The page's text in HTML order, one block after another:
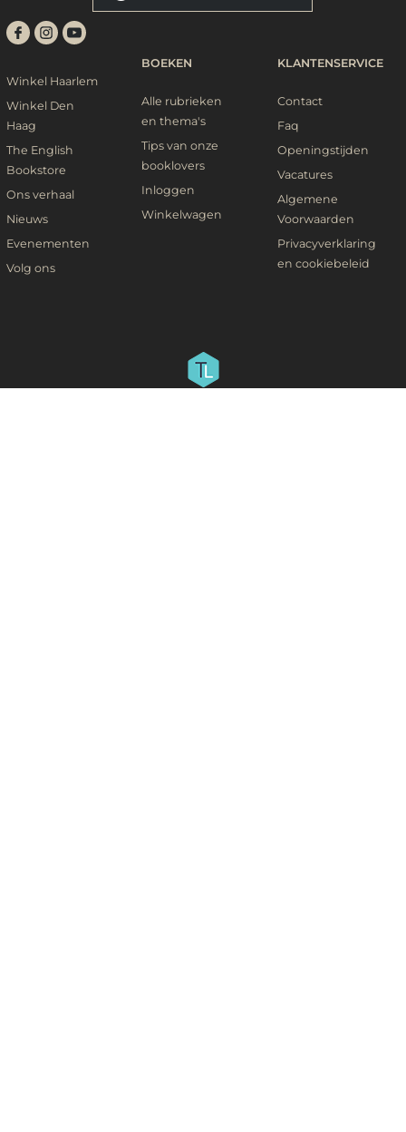
Winkel Haarlem
Winkel Den
Haag
The English
Bookstore
Ons verhaal
Nieuws
Evenementen
Volg ons
BOEKEN
Alle rubrieken
en thema's
Tips van onze
booklovers
Inloggen
Winkelwagen
KLANTENSERVICE
Contact
Faq
Openingstijden
Vacatures
Algemene
Voorwaarden
Privacyverklaring
en cookiebeleid